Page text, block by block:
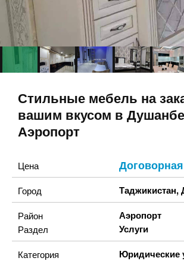
Стильные мебель на
вашим вкусом в
Аэропорт
Цена Договорная
Город Таджикистан,
Район Аэропорт
Раздел Услуги
Категория Юридические